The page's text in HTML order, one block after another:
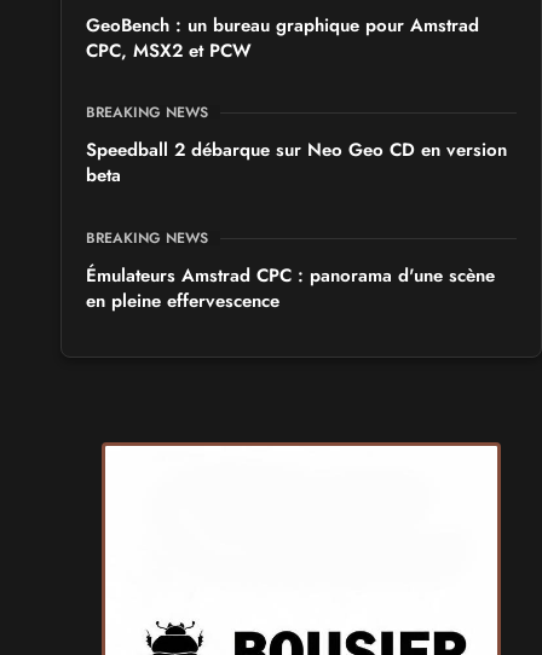
GeoBench : un bureau graphique pour Amstrad
CPC, MSX2 et PCW
BREAKING NEWS
Speedball 2 débarque sur Neo Geo CD en version
beta
BREAKING NEWS
Émulateurs Amstrad CPC : panorama d'une scène
en pleine effervescence